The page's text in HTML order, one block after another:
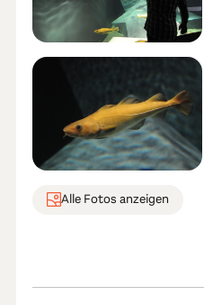
Alle Fotos anzeigen